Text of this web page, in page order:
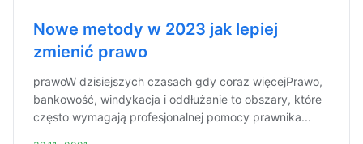
Nowe metody w 2023 jak lepiej
zmienić prawo
prawoW dzisiejszych czasach gdy coraz więcejPrawo,
bankowość, windykacja i oddłużanie to obszary, które
często wymagają profesjonalnej pomocy prawnika...